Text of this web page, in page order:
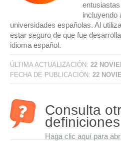
incluyendo
universidades españolas. Al
estar seguro de que fue
idioma español.
ÚLTIMA ACTUALIZACIÓN: 22
FECHA DE PUBLICACIÓN: 22
Consulta
Haga clic aquí para